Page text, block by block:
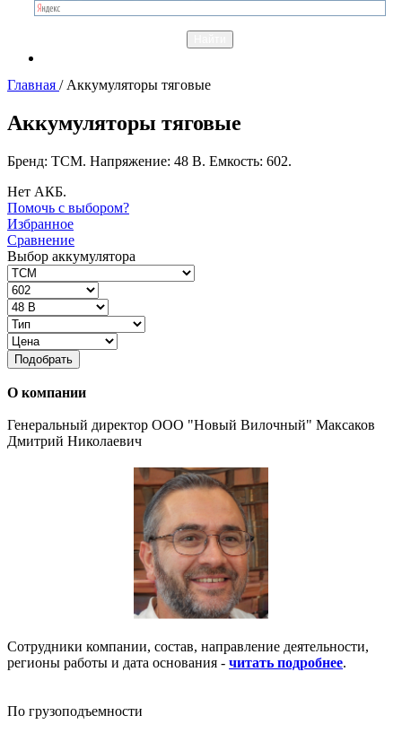
Главная / Аккумуляторы тяговые
Аккумуляторы тяговые
Бренд: TCM. Напряжение: 48 В. Емкость: 602.
Нет АКБ.
Помочь с выбором?
Избранное
Сравнение
Выбор аккумулятора
Подобрать
О компании
Генеральный директор ООО "Новый Вилочный" Максаков
Дмитрий Николаевич
Сотрудники компании, состав, направление деятельности,
регионы работы и дата основания - читать подробнее.
По грузоподъемности